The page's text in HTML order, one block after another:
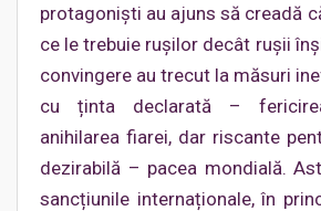
protagoniști au ajuns să creadă
ce le trebuie rușilor decât rușii
convingere au trecut la măsuri
cu ținta declarată –
anihilarea fiarei, dar riscante
dezirabilă – pacea mondială.
sancțiunile internaționale, în